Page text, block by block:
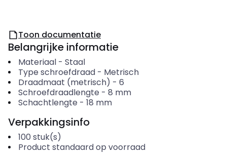
Toon documentatie
Belangrijke informatie
Materiaal- Staal
Type schroefdraad- Metrisch
Draadmaat (metrisch) - 6
Schroefdraadlengte - 8 mm
Schachtlengte - 18 mm
Verpakkingsinfo
100 stuk(s)
Product standaard op voorraad